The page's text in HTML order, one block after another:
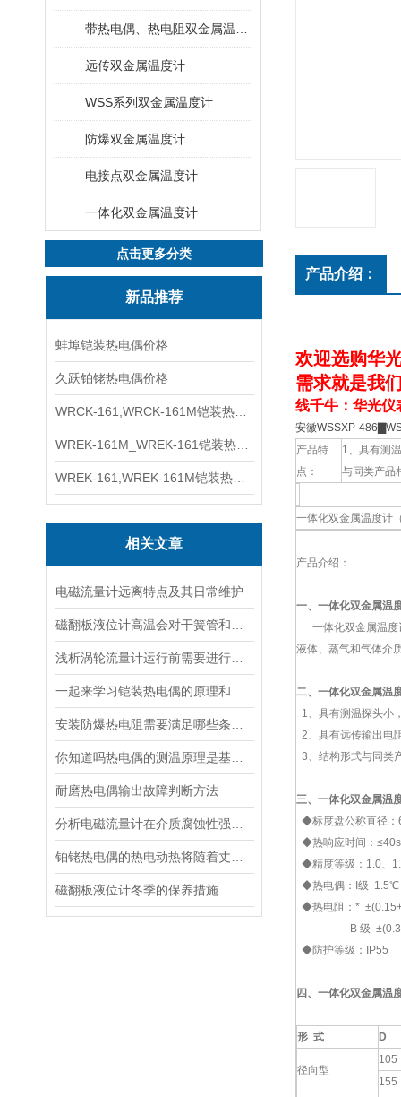
远传双金属温度计
WSS系列双金属温度计
防爆双金属温度计
电接点双金属温度计
一体化双金属温度计
点击更多分类
新品推荐
蚌埠铠装热电偶价格
久跃铂铑热电偶价格
相关文章
电磁流量计远离特点及其日常维护
耐磨热电偶输出故障判断方法
磁翻板液位计冬季的保养措施
产品介绍：
欢迎选购华
需求就是我
线千牛：华光
安徽WSSXP-
产品特
点：
1、具有测
与同类产品
一体化双金属温度计
产品介绍：
一、 一体化双金属温
一体化双金属温度
液体、蒸气和气体介
二、 一体化双金属温
1、具有测温探头小
2、具有远传输出电
3、结构形式与同类
三、一体化双金属温
◆标度盘公称直径
◆热响应时间：≤40s
◆精度等级：1.0、
◆热电偶：I级 1.5℃
◆热电阻：*
B 级
◆防护等级：IP55
四、一体化双金属温
形 式 D
径向型
105
155